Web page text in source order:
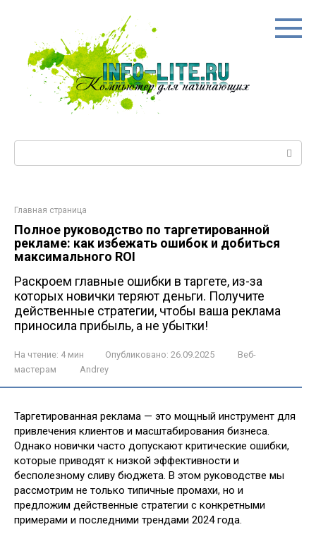
Главная страница
Полное руководство по таргетированной
рекламе: как избежать ошибок и добиться
максимального ROI
Раскроем главные ошибки в таргете, из-за
которых новички теряют деньги. Получите
действенные стратегии, чтобы ваша реклама
приносила прибыль, а не убытки!
На чтение: 4 мин Опубликовано: 26.09.2025
Веб-
мастерам
Andrey
Таргетированная реклама — это мощный инструмент для
привлечения клиентов и масштабирования бизнеса.
Однако новички часто допускают критические ошибки,
которые приводят к низкой эффективности и
бесполезному сливу бюджета. В этом руководстве мы
рассмотрим не только типичные промахи, но и
предложим действенные стратегии с конкретными
примерами и последними трендами 2024 года.